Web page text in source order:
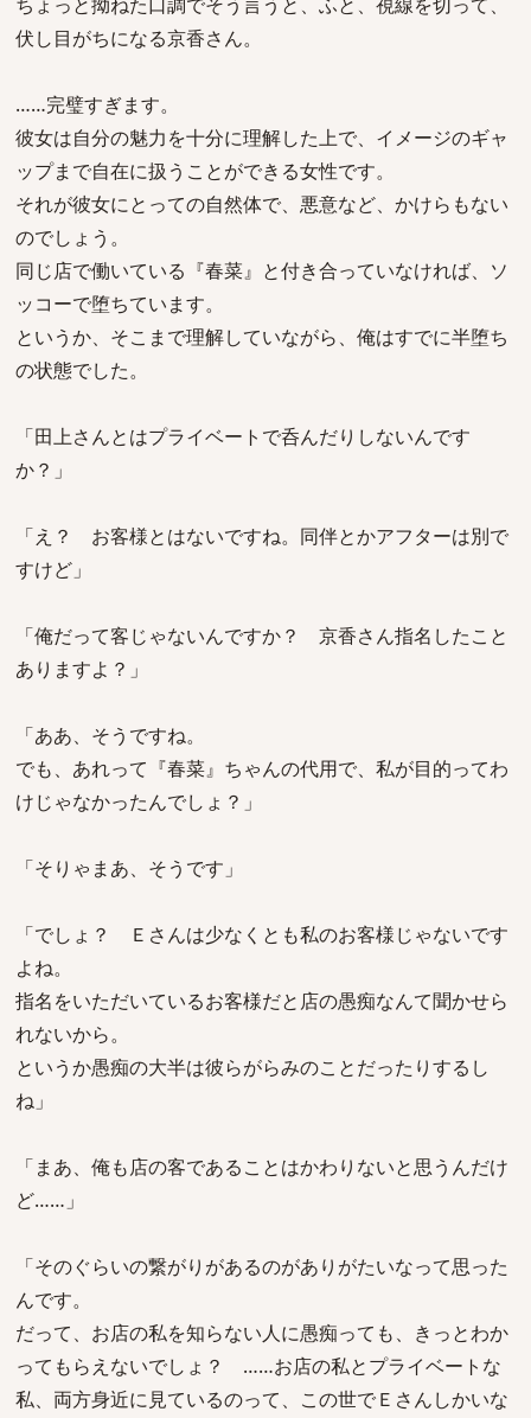
伏し目がちになる京香さん。
……完璧すぎます。
彼女は自分の魅力を十分に理解した上で、イメージのギャ
ップまで自在に扱うことができる女性です。
それが彼女にとっての自然体で、悪意など、かけらもない
のでしょう。
同じ店で働いている『春菜』と付き合っていなければ、ソ
ッコーで堕ちています。
というか、そこまで理解していながら、俺はすでに半堕ち
の状態でした。
「田上さんとはプライベートで呑んだりしないんです
か？」
「え？ お客様とはないですね。同伴とかアフターは別で
すけど」
「俺だって客じゃないんですか？ 京香さん指名したこと
ありますよ？」
「ああ、そうですね。
でも、あれって『春菜』ちゃんの代用で、私が目的ってわ
けじゃなかったんでしょ？」
「そりゃまあ、そうです」
「でしょ？ Ｅさんは少なくとも私のお客様じゃないです
よね。
指名をいただいているお客様だと店の愚痴なんて聞かせら
れないから。
というか愚痴の大半は彼らがらみのことだったりするし
ね」
「まあ、俺も店の客であることはかわりないと思うんだけ
ど……」
「そのぐらいの繋がりがあるのがありがたいなって思った
んです。
だって、お店の私を知らない人に愚痴っても、きっとわか
ってもらえないでしょ？ ……お店の私とプライベートな
私、両方身近に見ているのって、この世でＥさんしかいな